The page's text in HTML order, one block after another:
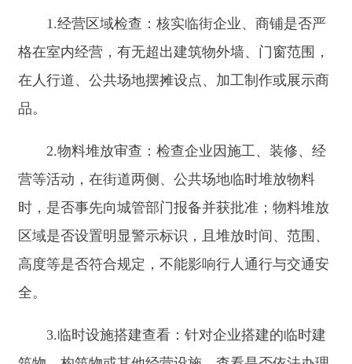
1.严格执法程序：检查人员要严格按照法律法
规和执法程序开展检查工作，做到事实清楚、证据
择性执法”“过度检查”。
2.加强廉政建设：检查人员要严格遵守廉政纪
律，不得接受企业的礼品、礼金、宴请等，不得利
用职务之便谋取私利。对违反廉政规定的，将依法
依规严肃处理。
3.注重检查效果：坚持问题导向，对检查中发
现的问题要下达整改通知书，明确整改要求和期
法予以查处，涉嫌犯罪的，及时移送司法机关。